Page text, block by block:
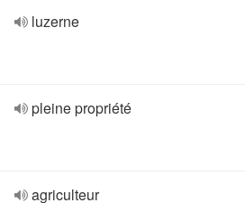
luzerne
pleine propriété
agriculteur